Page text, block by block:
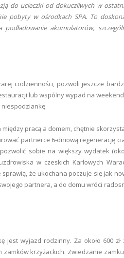
do ucieczki od dokuczliwych w
pobyty w ośrodkach SPA. To
akumulatorów,
codzienności, pozwoli jeszcze
lub wspólny wypad na
pracą a domem, chętnie
partnerce 6-dniową regenerację
sobie na większy wydatek
w czeskich Karlowych
że ukochana poczuje się jak
partnera, a do domu wróci
jest wyjazd rodzinny. Za około 600 zł
krzyżackich. Zwiedzanie